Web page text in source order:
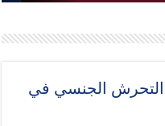
الجنسي في